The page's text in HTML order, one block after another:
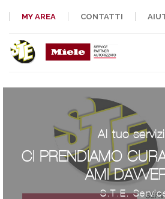
MY AREA CONTATTI
Al tuo
CI PRENDIAMO
AMI
S.T.E.